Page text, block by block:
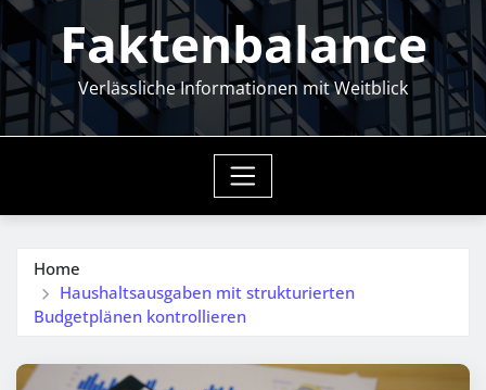
Faktenbalance
Verlässliche Informationen mit Weitblick
Home
Haushaltsausgaben mit strukturierten
Budgetplänen kontrollieren